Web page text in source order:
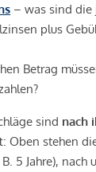
– was sind die
plus
Betrag
sind nach
: Oben stehen
5 Jahre),